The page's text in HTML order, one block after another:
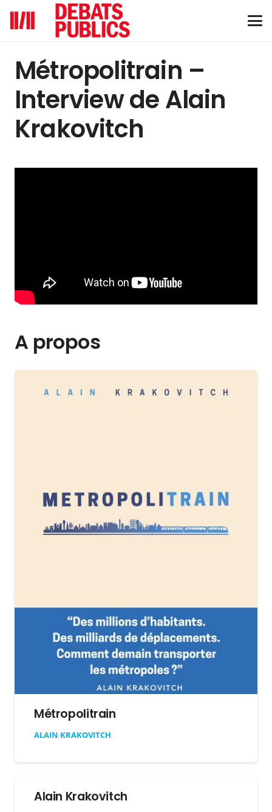
Métropolitrain –
Interview de Alain
Krakovitch
A propos
Métropolitrain
ALAIN KRAKOVITCH
Alain Krakovitch